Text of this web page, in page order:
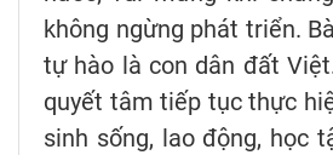
không ngừng phát triển.
tự hào là con dân đất
quyết tâm tiếp tục thực
sinh sống, lao động, học